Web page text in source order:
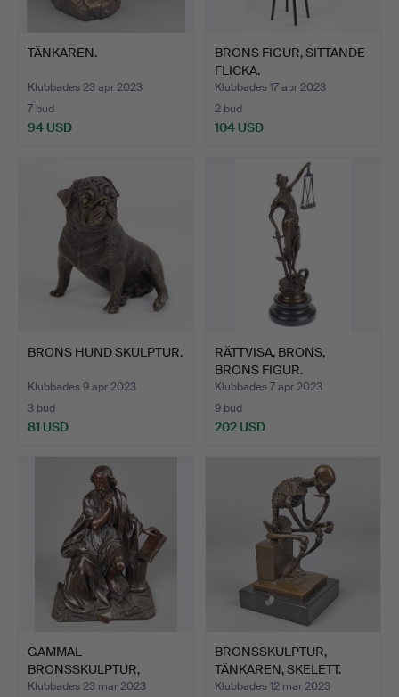
TÄNKAREN.
Klubbades 23 apr 2023
7 bud
94 USD
BRONS FIGUR, SITTANDE
FLICKA.
Klubbades 17 apr 2023
2 bud
104 USD
BRONS HUND SKULPTUR.
Klubbades 9 apr 2023
3 bud
81 USD
RÄTTVISA, BRONS,
BRONS FIGUR.
Klubbades 7 apr 2023
9 bud
202 USD
GAMMAL
BRONSSKULPTUR,
MATTHEW.
Klubbades 23 mar 2023
BRONSSKULPTUR,
TÄNKAREN, SKELETT.
Klubbades 12 mar 2023